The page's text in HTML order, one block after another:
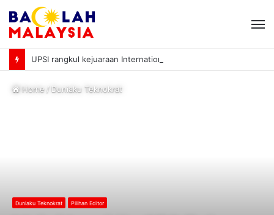
Home/Duniaku Teknokrat
Duniaku Teknokrat Pilihan Editor